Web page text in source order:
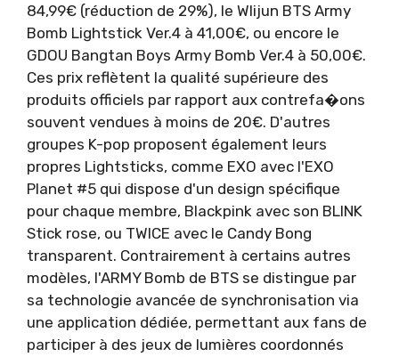
84,99€ (réduction de 29%), le Wlijun BTS Army
Bomb Lightstick Ver.4 à 41,00€, ou encore le
GDOU Bangtan Boys Army Bomb Ver.4 à 50,00€.
Ces prix reflètent la qualité supérieure des
produits officiels par rapport aux contrefa�ons
souvent vendues à moins de 20€. D'autres
groupes K-pop proposent également leurs
propres Lightsticks, comme EXO avec l'EXO
Planet #5 qui dispose d'un design spécifique
pour chaque membre, Blackpink avec son BLINK
Stick rose, ou TWICE avec le Candy Bong
transparent. Contrairement à certains autres
modèles, l'ARMY Bomb de BTS se distingue par
sa technologie avancée de synchronisation via
une application dédiée, permettant aux fans de
participer à des jeux de lumières coordonnés